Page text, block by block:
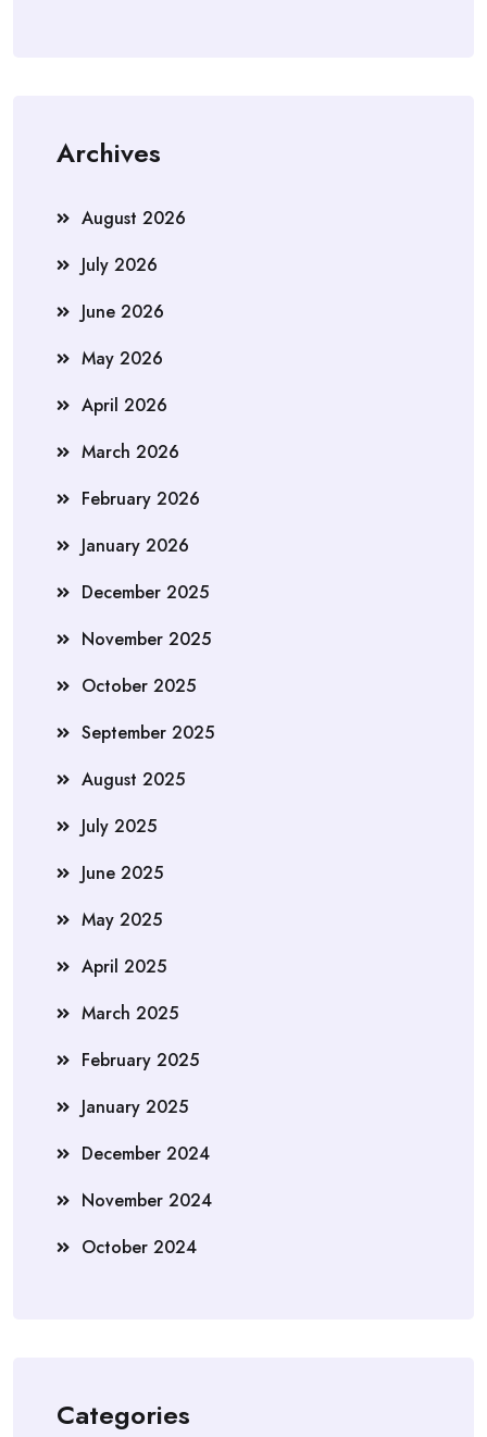
Archives
August 2026
July 2026
June 2026
May 2026
April 2026
March 2026
February 2026
January 2026
December 2025
November 2025
October 2025
September 2025
August 2025
July 2025
June 2025
May 2025
April 2025
March 2025
February 2025
January 2025
December 2024
November 2024
October 2024
Categories